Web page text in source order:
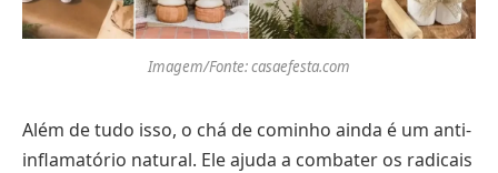
Imagem/Fonte: casaefesta.com
Além de tudo isso, o chá de cominho ainda é um anti-
inflamatório natural. Ele ajuda a combater os radicais